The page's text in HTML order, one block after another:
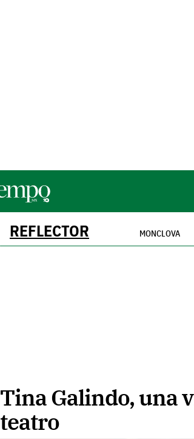
REFLECTOR MONCLOVA
Tina Galindo, una
teatro